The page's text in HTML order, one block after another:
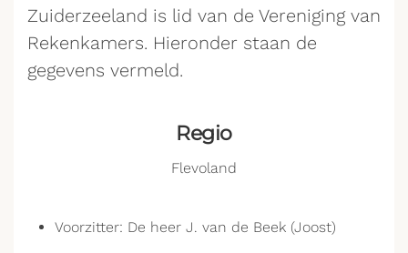
Zuiderzeeland is lid van de Vereniging van
Rekenkamers. Hieronder staan de
gegevens vermeld.
Regio
Flevoland
Voorzitter: De heer J. van de Beek (Joost)